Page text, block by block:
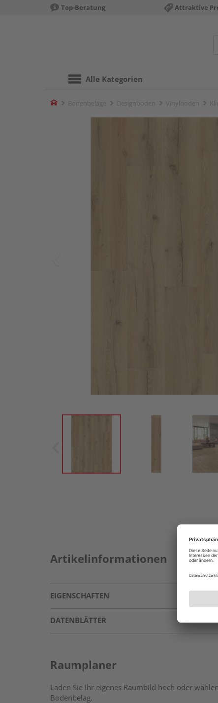
Top-Beratung Attraktive
Alle Kategorien
Home
Artikelinformationen
EIGENSCHAFTEN
DATENBLÄTTER
Raumplaner
Laden Sie Ihr eigenes Raumbild hoch oder
Bodenbelag.